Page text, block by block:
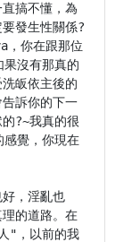
搞不懂，為
發生性關係?
，你在跟那位
沒有那真的
皈依主後的
訴你的下一
?~我真的很
感覺，你現在
，淫亂也
的道路。在
"，以前的我